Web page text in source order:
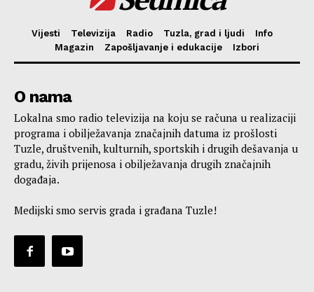
Vijesti Televizija Radio Tuzla, grad i ljudi
Info
Magazin
Zapošljavanje i edukacije Izbori
O nama
Lokalna smo radio televizija na koju se računa u realizaciji
programa i obilježavanja značajnih datuma iz prošlosti
Tuzle, društvenih, kulturnih, sportskih i drugih dešavanja u
gradu, živih prijenosa i obilježavanja drugih značajnih
događaja.
Medijski smo servis grada i građana Tuzle!